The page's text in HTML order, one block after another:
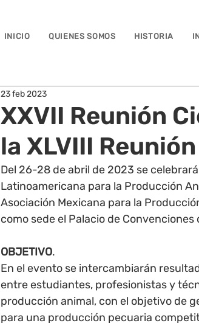
INICIO QUIENES SOMOS HISTORIA
XXVII Reunión
la XLVIII
23 feb 2023
Del 26-28 de abril de 2023 se
Latinoamericana para la Producción
Asociación Mexicana para la
como sede el Palacio de
OBJETIVO.
En el evento se intercambiarán
entre estudiantes, profesionistas y
producción animal, con el objetivo de
para una producción pecuaria